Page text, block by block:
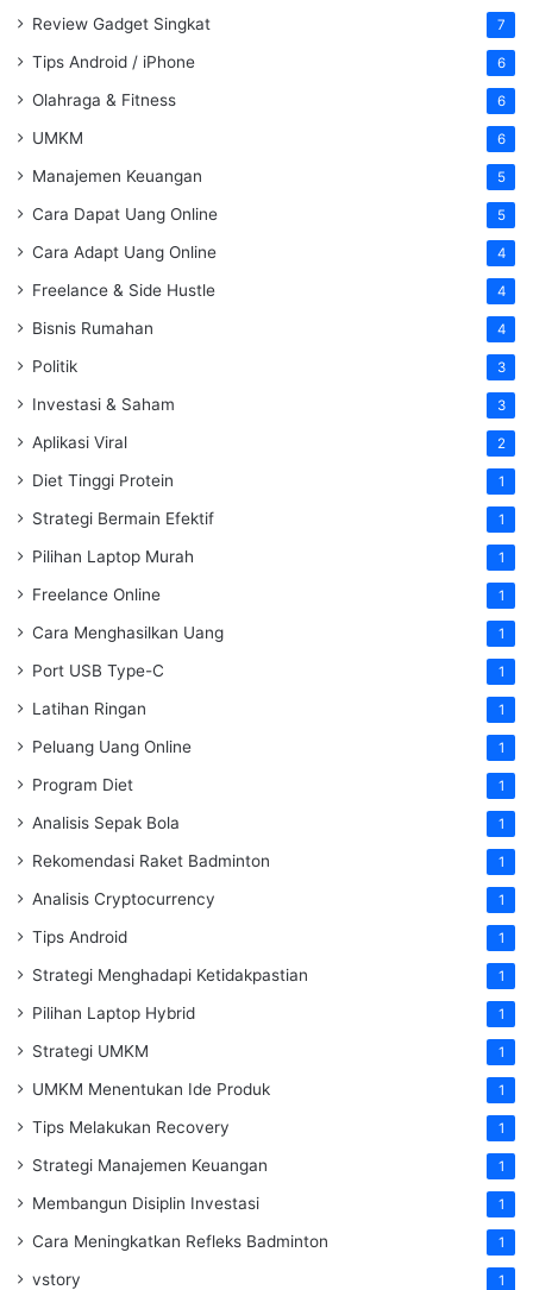
Review Gadget Singkat 7
Tips Android / iPhone 6
Olahraga & Fitness 6
UMKM 6
Manajemen Keuangan 5
Cara Dapat Uang Online 5
Cara Adapt Uang Online 4
Freelance & Side Hustle 4
Bisnis Rumahan 4
Politik 3
Investasi & Saham 3
Aplikasi Viral 2
Diet Tinggi Protein 1
Strategi Bermain Efektif 1
Pilihan Laptop Murah 1
Freelance Online 1
Cara Menghasilkan Uang 1
Port USB Type-C 1
Latihan Ringan 1
Peluang Uang Online 1
Program Diet 1
Analisis Sepak Bola 1
Rekomendasi Raket Badminton 1
Analisis Cryptocurrency 1
Tips Android 1
Strategi Menghadapi Ketidakpastian 1
Pilihan Laptop Hybrid 1
Strategi UMKM 1
UMKM Menentukan Ide Produk 1
Tips Melakukan Recovery 1
Strategi Manajemen Keuangan 1
Membangun Disiplin Investasi 1
Cara Meningkatkan Refleks Badminton 1
vstory 1